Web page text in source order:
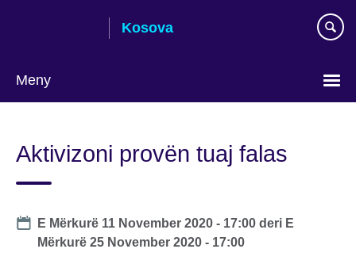
Kosova
Meny
language
Aktivizoni provën tuaj falas
Date
E Mërkurë 11 November 2020 - 17:00 deri E
Mërkurë 25 November 2020 - 17:00